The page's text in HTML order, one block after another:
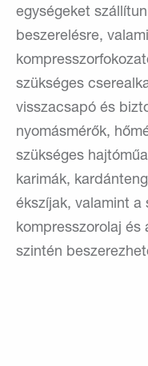
egységeket
beszerelésre,
szükséges
visszacsapó és
nyomásmérők,
szükséges
karimák,
ékszíjak, valamint a
kompresszorolaj és
szintén